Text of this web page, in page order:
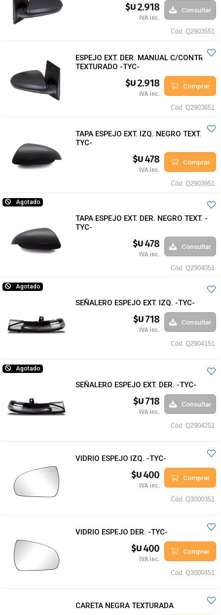
$U2.918
IVA inc.
Consultar
Cód. Q2903551
ESPEJO EXT. DER. MANUAL C/CONTROL
TEXTURADO -TYC-
$U2.918
IVA inc.
Comprar
Cód. Q2903651
TAPA ESPEJO EXT. IZQ. NEGRO TEXT. -
TYC-
$U478
IVA inc.
Comprar
Cód. Q2903951
Agotado
TAPA ESPEJO EXT. DER. NEGRO TEXT. -
TYC-
$U478
IVA inc.
Consultar
Cód. Q2904051
Agotado
SEÑALERO ESPEJO EXT. IZQ. -TYC-
$U718
IVA inc.
Consultar
Cód. Q2904151
Agotado
SEÑALERO ESPEJO EXT. DER. -TYC-
$U718
IVA inc.
Consultar
Cód. Q2904251
VIDRIO ESPEJO IZQ. -TYC-
$U400
IVA inc.
Comprar
Cód. Q3000351
VIDRIO ESPEJO DER. -TYC-
$U400
IVA inc.
Comprar
Cód. Q3000451
CARETA NEGRA TEXTURADA